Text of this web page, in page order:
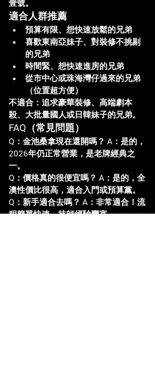
壹號。
適合人群推薦
預算有限、想快速放鬆的兄弟
喜歡東南亞妹子、對裝修不挑剔
的兄弟
時間緊、想快速進房的兄弟
從市中心或珠海灣仔過來的兄弟
（位置超方便）
不適合 ：追求豪華裝修、高端劇本
殺、大批量國人或日韓妹子的兄弟。
FAQ（常見問題）
Q：金池桑拿現在還開嗎？ A：是的，
2026年仍正常營業，是老牌經典之
一。
Q：價格真的很便宜嗎？ A：是的，全
澳性價比很高，適合入門或預算黨。
Q：新手適合去嗎？ A：非常適合！流
程簡單快速，技師經驗豐富。